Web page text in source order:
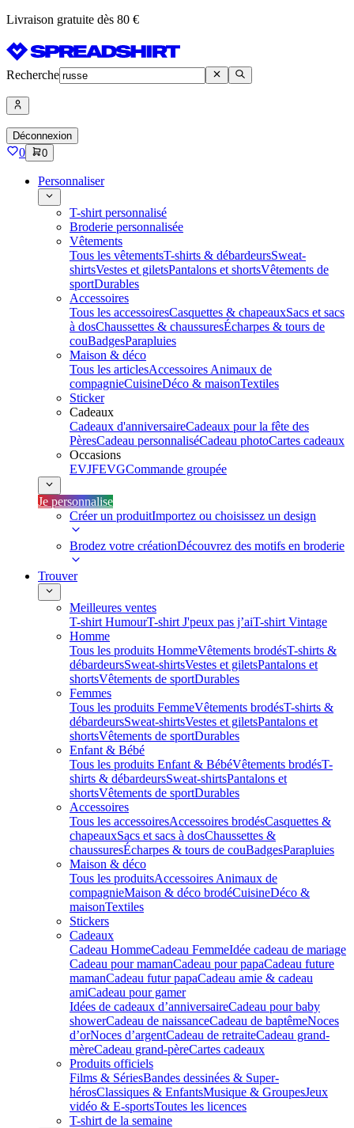
Livraison gratuite dès 80 €
Recherche
Déconnexion
0 0
Personnaliser
T-shirt personnalisé
Broderie personnalisée
Vêtements
Tous les vêtementsT-shirts & débardeursSweat-
shirtsVestes et giletsPantalons et shortsVêtements de
sportDurables
Accessoires
Tous les accessoiresCasquettes & chapeauxSacs et sacs
à dosChaussettes & chaussuresÉcharpes & tours de
couBadgesParapluies
Maison & déco
Tous les articlesAccessoires Animaux de
compagnieCuisineDéco & maisonTextiles
Sticker
Cadeaux
Cadeaux d'anniversaireCadeaux pour la fête des
PèresCadeau personnaliséCadeau photoCartes cadeaux
Occasions
EVJFEVGCommande groupée
Je personnalise
Créer un produitImportez ou choisissez un design
Brodez votre créationDécouvrez des motifs en broderie
Trouver
Meilleures ventes
T-shirt HumourT-shirt J'peux pas j’aiT-shirt Vintage
Homme
Tous les produits HommeVêtements brodésT-shirts &
débardeursSweat-shirtsVestes et giletsPantalons et
shortsVêtements de sportDurables
Femmes
Tous les produits FemmeVêtements brodésT-shirts &
débardeursSweat-shirtsVestes et giletsPantalons et
shortsVêtements de sportDurables
Enfant & Bébé
Tous les produits Enfant & BébéVêtements brodésT-
shirts & débardeursSweat-shirtsPantalons et
shortsVêtements de sportDurables
Accessoires
Tous les accessoiresAccessoires brodésCasquettes &
chapeauxSacs et sacs à dosChaussettes &
chaussuresÉcharpes & tours de couBadgesParapluies
Maison & déco
Tous les produitsAccessoires Animaux de
compagnieMaison & déco brodéCuisineDéco &
maisonTextiles
Stickers
Cadeaux
Cadeau HommeCadeau FemmeIdée cadeau de mariage​
Cadeau pour mamanCadeau pour papaCadeau future
mamanCadeau futur papaCadeau amie & cadeau
amiCadeau pour gamer
Idées de cadeaux d’anniversaireCadeau pour baby
showerCadeau de naissanceCadeau de baptêmeNoces
d’orNoces d’argentCadeau de retraiteCadeau grand-
mèreCadeau grand-pèreCartes cadeaux
Produits officiels
Films & SériesBandes dessinées & Super-
hérosClassiques & EnfantsMusique & GroupesJeux
vidéo & E-sportsToutes les licences
T-shirt de la semaine